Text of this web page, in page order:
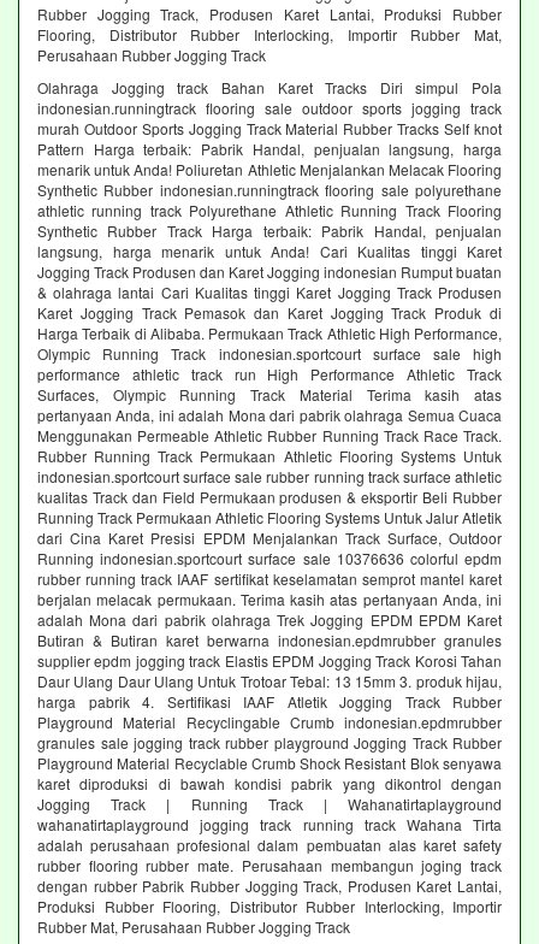
Rubber Jogging Track, Produsen Karet Lantai, Produksi Rubber
Flooring, Distributor Rubber Interlocking, Importir Rubber Mat,
Perusahaan Rubber Jogging Track
Olahraga Jogging track Bahan Karet Tracks Diri simpul Pola
indonesian.runningtrack flooring sale outdoor sports jogging track
murah Outdoor Sports Jogging Track Material Rubber Tracks Self knot
Pattern Harga terbaik: Pabrik Handal, penjualan langsung, harga
menarik untuk Anda! Poliuretan Athletic Menjalankan Melacak Flooring
Synthetic Rubber indonesian.runningtrack flooring sale polyurethane
athletic running track Polyurethane Athletic Running Track Flooring
Synthetic Rubber Track Harga terbaik: Pabrik Handal, penjualan
langsung, harga menarik untuk Anda! Cari Kualitas tinggi Karet
Jogging Track Produsen dan Karet Jogging indonesian Rumput buatan
& olahraga lantai Cari Kualitas tinggi Karet Jogging Track Produsen
Karet Jogging Track Pemasok dan Karet Jogging Track Produk di
Harga Terbaik di Alibaba. Permukaan Track Athletic High Performance,
Olympic Running Track indonesian.sportcourt surface sale high
performance athletic track run High Performance Athletic Track
Surfaces, Olympic Running Track Material Terima kasih atas
pertanyaan Anda, ini adalah Mona dari pabrik olahraga Semua Cuaca
Menggunakan Permeable Athletic Rubber Running Track Race Track.
Rubber Running Track Permukaan Athletic Flooring Systems Untuk
indonesian.sportcourt surface sale rubber running track surface athletic
kualitas Track dan Field Permukaan produsen & eksportir Beli Rubber
Running Track Permukaan Athletic Flooring Systems Untuk Jalur Atletik
dari Cina Karet Presisi EPDM Menjalankan Track Surface, Outdoor
Running indonesian.sportcourt surface sale 10376636 colorful epdm
rubber running track IAAF sertifikat keselamatan semprot mantel karet
berjalan melacak permukaan. Terima kasih atas pertanyaan Anda, ini
adalah Mona dari pabrik olahraga Trek Jogging EPDM EPDM Karet
Butiran & Butiran karet berwarna indonesian.epdmrubber granules
supplier epdm jogging track Elastis EPDM Jogging Track Korosi Tahan
Daur Ulang Daur Ulang Untuk Trotoar Tebal: 13 15mm 3. produk hijau,
harga pabrik 4. Sertifikasi IAAF Atletik Jogging Track Rubber
Playground Material Recyclingable Crumb indonesian.epdmrubber
granules sale jogging track rubber playground Jogging Track Rubber
Playground Material Recyclable Crumb Shock Resistant Blok senyawa
karet diproduksi di bawah kondisi pabrik yang dikontrol dengan
Jogging Track | Running Track | Wahanatirtaplayground
wahanatirtaplayground jogging track running track Wahana Tirta
adalah perusahaan profesional dalam pembuatan alas karet safety
rubber flooring rubber mate. Perusahaan membangun joging track
dengan rubber Pabrik Rubber Jogging Track, Produsen Karet Lantai,
Produksi Rubber Flooring, Distributor Rubber Interlocking, Importir
Rubber Mat, Perusahaan Rubber Jogging Track